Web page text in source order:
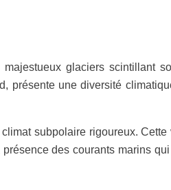
majestueux glaciers scintillant
présente une diversité
subpolaire rigoureux.
des courants marins